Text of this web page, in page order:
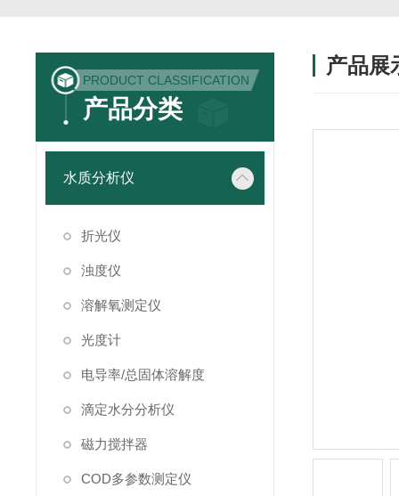
PRODUCT CLASSIFICATION
产品分类
水质分析仪
折光仪
浊度仪
溶解氧测定仪
光度计
电导率/总固体溶解度
滴定水分分析仪
磁力搅拌器
COD多参数测定仪
产品展